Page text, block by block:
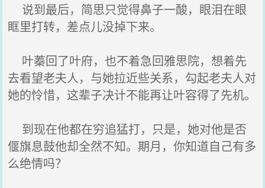
说到最后，简思只觉得鼻子一酸，眼泪在眼
眶里打转，差点儿没掉下来。
叶蓁回了叶府，也不着急回雅思院，想着先
去看望老夫人，与她拉近些关系，勾起老夫人对
她的怜惜，这辈子决计不能再让叶容得了先机。
到现在他都在穷追猛打，只是，她对他是否
偃旗息鼓他却全然不知。期月，你知道自己有多
么绝情吗？